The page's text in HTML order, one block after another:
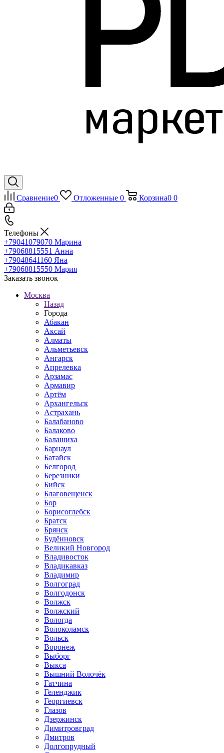
Сравнение0 Отложенные 0 Корзина0 0
Телефоны
+79041079070 Марина
+79068815551 Анна
+79048641160 Яна
+79068815550 Мария
Заказать звонок
Москва
Назад
Города
Абакан
Аксай
Алматы
Альметьевск
Ангарск
Апрелевка
Арзамас
Армавир
Артём
Архангельск
Астрахань
Балабаново
Балаково
Балашиха
Барнаул
Батайск
Белгород
Березники
Бийск
Благовещенск
Бор
Борисоглебск
Братск
Брянск
Будённовск
Великий Новгород
Владивосток
Владикавказ
Владимир
Волгоград
Волгодонск
Волжск
Волжский
Вологда
Волоколамск
Вольск
Воронеж
Выборг
Выкса
Вышний Волочёк
Гатчина
Геленджик
Георгиевск
Глазов
Дзержинск
Димитровград
Дмитров
Долгопрудный